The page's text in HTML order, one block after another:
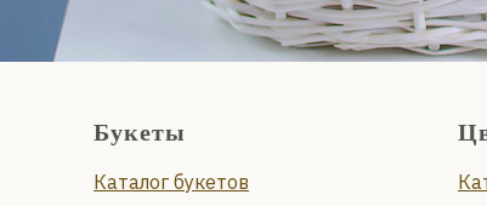
Букеты
Каталог букетов